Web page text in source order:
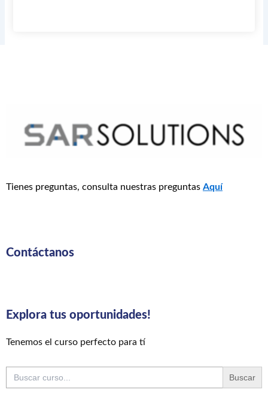
Tienes preguntas, consulta nuestras preguntas Aquí
Contáctanos
Explora tus oportunidades!
Tenemos el curso perfecto para tí
Buscar: